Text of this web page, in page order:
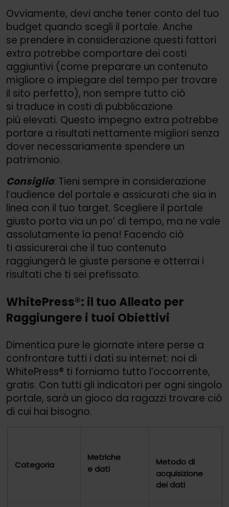
Ovviamente, devi anche tener conto del tuo
budget quando scegli il portale. Anche
se prendere in considerazione questi fattori
extra potrebbe comportare dei costi
aggiuntivi (come preparare un contenuto
migliore o impiegare del tempo per trovare
il sito perfetto), non sempre tutto ciò
si traduce in costi di pubblicazione
più elevati. Questo impegno extra potrebbe
portare a risultati nettamente migliori senza
dover necessariamente spendere un
patrimonio.
Consiglio: Tieni sempre in considerazione
l’audience del portale e assicurati che sia in
linea con il tuo target. Scegliere il portale
giusto porta via un po’ di tempo, ma ne vale
assolutamente la pena! Facendo ciò
ti assicurerai che il tuo contenuto
raggiungerà le giuste persone e otterrai i
risultati che ti sei prefissato.
WhitePress®: il tuo Alleato per
Raggiungere i tuoi Obiettivi
Dimentica pure le giornate intere perse a
confrontare tutti i dati su internet: noi di
WhitePress® ti forniamo tutto l’occorrente,
gratis. Con tutti gli indicatori per ogni singolo
portale, sarà un gioco da ragazzi trovare ciò
di cui hai bisogno.
Categoria
Metriche
e dati
Metodo di
acquisizione
dei dati